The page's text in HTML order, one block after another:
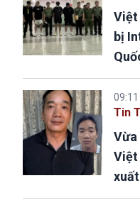
Việt
bị
Tin
Vừa
Việt
xuất